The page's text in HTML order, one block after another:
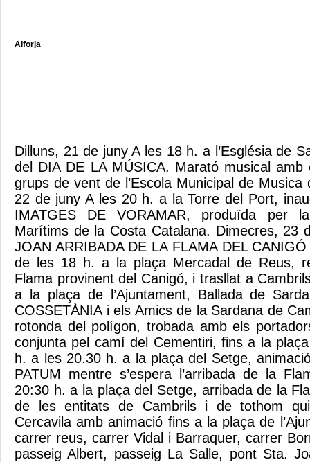
Alforja
Dilluns, 21 de juny A les 18 h. a l’Església de
del DIA DE LA MÚSICA. Marató musical
grups de vent de l’Escola Municipal de
22 de juny A les 20 h. a la Torre del Port,
IMATGES DE VORAMAR, produïda per
Marítims de la Costa Catalana. Dimecres, 23
JOAN ARRIBADA DE LA FLAMA DEL
de les 18 h. a la plaça Mercadal de Reus,
Flama provinent del Canigó, i trasllat a
a la plaça de l’Ajuntament, Ballada de
COSSETÀNIA i els Amics de la Sardana de
rotonda del polígon, trobada amb els
conjunta pel camí del Cementiri, fins a la
h. a les 20.30 h. a la plaça del Setge,
PATUM mentre s’espera l’arribada de la
20:30 h. a la plaça del Setge, arribada de la
de les entitats de Cambrils i de tothom
Cercavila amb animació fins a la plaça de
carrer reus, carrer Vidal i Barraquer, carrer
passeig Albert, passeig La Salle, pont Sta.